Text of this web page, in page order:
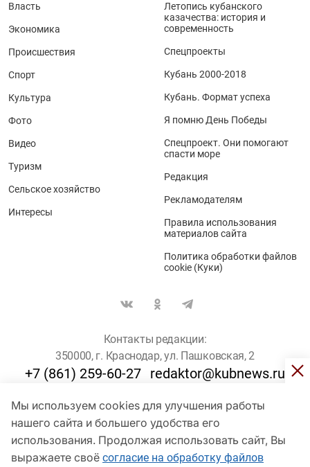
Мы используем cookies для улучшения работы
нашего сайта и большего удобства его
использования. Продолжая использовать сайт, Вы
выражаете своё согласие на обработку файлов
Власть
Экономика
Происшествия
Спорт
Культура
Фото
Видео
Туризм
Сельское хозяйство
Интересы
Летопись кубанского
казачества: история и
современность
Спецпроекты
Кубань 2000-2018
Кубань. Формат успеха
Я помню День Победы
Спецпроект. Они помогают
спасти море
Редакция
Рекламодателям
Правила использования
материалов сайта
Политика обработки файлов
cookie (Куки)
Контакты редакции:
350000, г. Краснодар, ул. Пашковская, 2
+7 (861) 259-60-27 redaktor@kubnews.ru
Для пользователей старше 16 лет
© Кубанские Новости, 2017
Сетевое издание «kubnews» зарегистрировано Федеральной